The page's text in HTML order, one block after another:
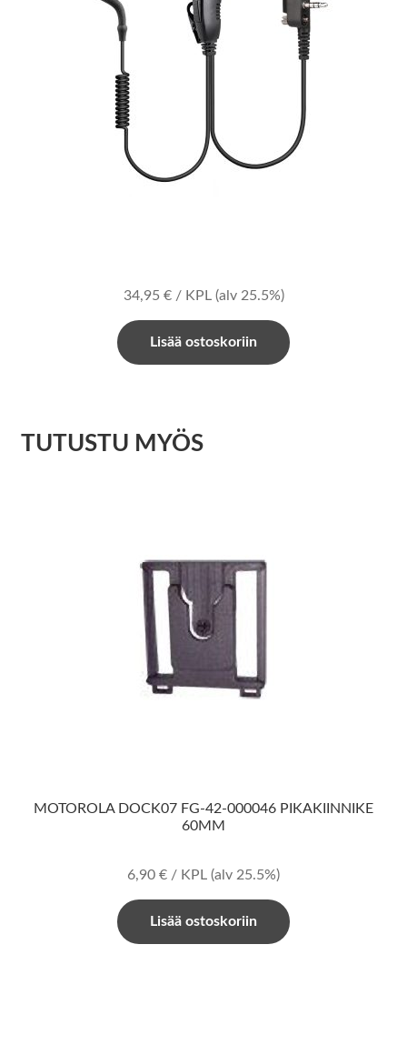
34,95 €/ KPL (alv 25.5%)
Lisää ostoskoriin
TUTUSTU MYÖS
MOTOROLA DOCK07 FG-42-000046 PIKAKIINNIKE
60MM
6,90 € / KPL (alv 25.5%)
Lisää ostoskoriin